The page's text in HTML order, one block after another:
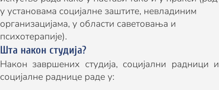
у установама социјалне заштите, невладиним
организацијама, у области саветовања и
психотерапије).
Шта након студија?
Након завршених студија, социјални радници и
социјалне раднице раде у: